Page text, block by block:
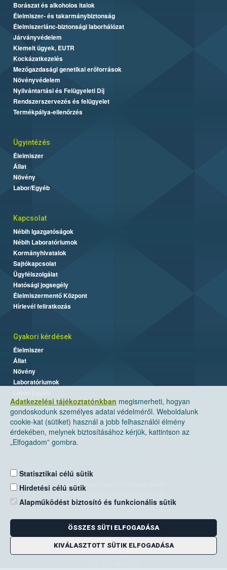
Adatkezelési tájékoztatónkban megismerheti, hogyan
gondoskodunk személyes adatai védelméről. Weboldalunk
cookie-kat (sütiket) használ a jobb felhasználói élmény
érdekében, melynek biztosításához kérjük, kattintson az
„Elfogadom” gombra.
Statisztikai célú sütik
Hirdetési célú sütik
Alapműködést biztosító és funkcionális sütik
ÖSSZES SÜTI ELFOGADÁSA
KIVÁLASZTOTT SÜTIK ELFOGADÁSA
Borászat és alkoholos italok
Élelmiszer- és takarmánybiztonság
Élelmiszerlánc-biztonsági laborhálózat
Járványvédelem
Kiemelt ügyek, EUTR
Kockázatkezelés
Mezőgazdasági genetikai erőforrások
Növényvédelem
Nyilvántartási és Felügyeleti Díj
Rendszerszervezés és felügyelet
Termékpálya-ellenőrzés
Ügyintézés
Élelmiszer
Állat
Növény
Labor/Egyéb
Kapcsolat
Nébih Igazgatóságok
Nébih Laboratóriumok
Kormányhivatalok
Sajtókapcsolat
Ügyfélszolgálat
Hatósági jogsegély
Élelmiszermentő Központ
Hírlevél feliratkozás
Gyakori kérdések
Élelmiszer
Állat
Növény
Laboratóriumok
Nemzeti Élelmiszerlánc-biztonsági Hivatal
Levelezési cím: 1525 Budapest. Pf. 30.
E-mail:ugyfelszolgalat@nebih.gov.hu
Zöld szám: 06-80/263-244
Telefon: 06-1/ 336-9000